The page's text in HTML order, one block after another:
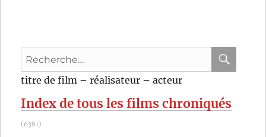
Recherche
pour
titre de film – réalisateur – acteur
Index de tous les films chroniqués
(6381)